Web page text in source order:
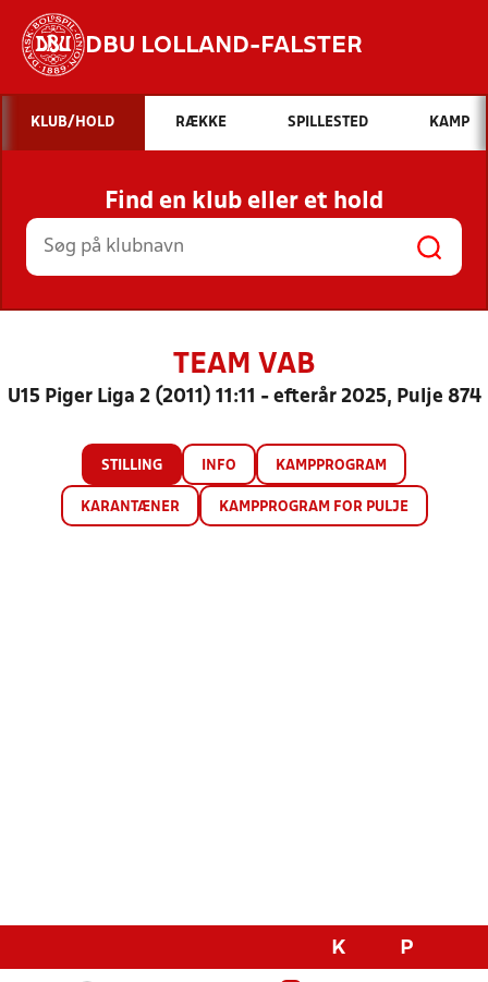
DBU LOLLAND-FALSTER
Hvad vil du søge efter?
INDHOLD OG NYHEDER
STILLINGER, RESULTATER, KLUBBER OG
HOLD
KLUB/HOLD RÆKKE SPILLESTED KAMP
Find en klub eller et hold
TEAM VAB
U15 Piger Liga 2 (2011) 11:11 - efterår 2025, Pulje 874
STILLING INFO KAMPPROGRAM
KARANTÆNER KAMPPROGRAM FOR PULJE
K P